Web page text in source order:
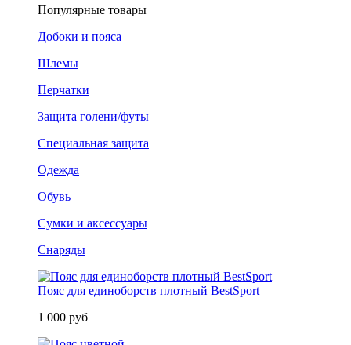
Популярные товары
Добоки и пояса
Шлемы
Перчатки
Защита голени/футы
Специальная защита
Одежда
Обувь
Сумки и аксессуары
Снаряды
Пояс для единоборств плотный BestSport
1 000 руб